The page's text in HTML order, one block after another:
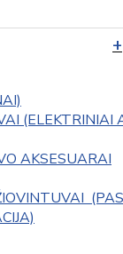
(ELEKTRINIAI
AKSESUARAI